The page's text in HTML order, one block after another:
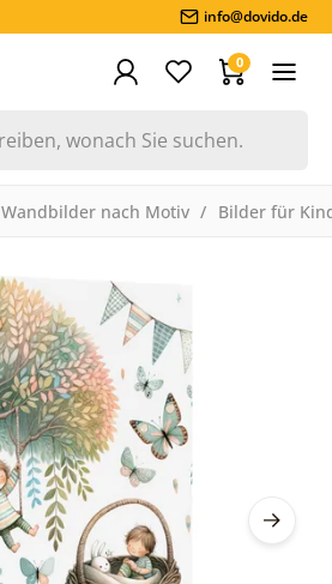
info@dovido.de
0
Wandbilder nach Motiv Bilder für